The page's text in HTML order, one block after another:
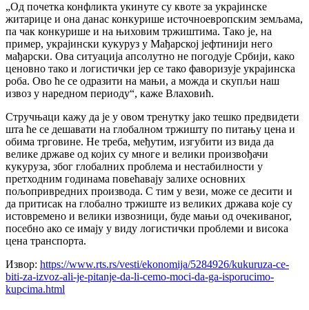
„Од почетка конфликта укинуте су квоте за украјинске
житарице и она данас конкурише источноевропским земљама,
па чак конкурише и на њиховим тржиштима. Тако је, на
пример, украјински кукуруз у Мађарској јефтинији него
мађарски. Ова ситуација апсолутно не погодује Србији, како
ценовно тако и логистички јер се тако фаворизује украјинска
роба. Ово ће се одразити на мањи, а можда и скупљи наш
извоз у наредном периоду“, каже Влаховић.
Стручњаци кажу да је у овом тренутку јако тешко предвидети
шта ће се дешавати на глобалном тржишту по питању цена и
обима трговине. Не треба, међутим, изгубити из вида да
велике државе од којих су многе и велики произвођачи
кукуруза, због глобалних проблема и нестабилности у
претходним годинама повећавају залихе основних
пољопривредних производа. С тим у вези, може се десити и
да притисак на глобално тржиште из великих држава које су
истовремено и велики извозници, буде мањи од очекиваног,
посебно ако се имају у виду логистички проблеми и висока
цена транспорта.
Извор: https://www.rts.rs/vesti/ekonomija/5284926/kukuruza-ce-
biti-za-izvoz-ali-je-pitanje-da-li-cemo-moci-da-ga-isporucimo-
kupcima.html